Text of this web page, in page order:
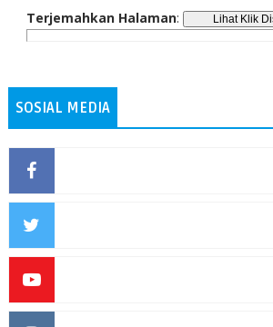
Terjemahkan Halaman:
SOSIAL MEDIA